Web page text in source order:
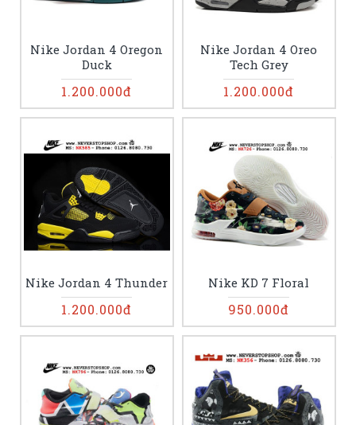
Nike Jordan 4 Oregon
Duck
1.200.000đ
Nike Jordan 4 Oreo
Tech Grey
1.200.000đ
Nike Jordan 4 Thunder
1.200.000đ
Nike KD 7 Floral
950.000đ